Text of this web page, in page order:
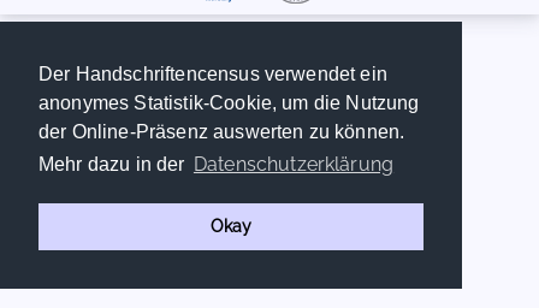
Der Handschriftencensus verwendet ein
anonymes Statistik-Cookie, um die Nutzung
der Online-Präsenz auswerten zu können.
Mehr dazu in der Datenschutzerklärung
Okay